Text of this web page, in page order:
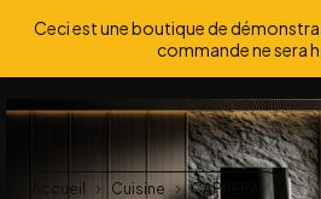
Ceci est une boutique de
commande ne sera
Accueil Cuisine CAPRERA